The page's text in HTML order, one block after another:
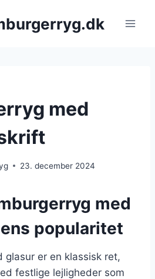
med
23. december 2024
med
popularitet
glasur er en klassisk ret,
festlige lejligheder som